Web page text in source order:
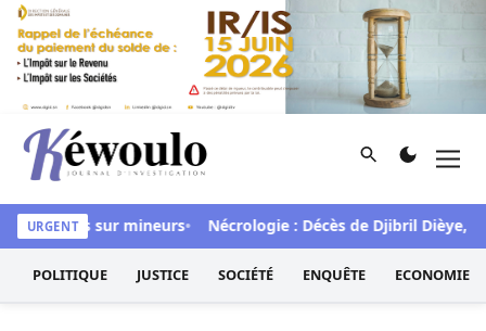
Aller au contenu
Kéwoulo, le premier site d'information et d'investigation
Rechercher
URGENT
répétés sur mineurs Nécrologie : Décès de Djibril Dièye,
POLITIQUE JUSTICE SOCIÉTÉ ENQUÊTE ECONOMIE